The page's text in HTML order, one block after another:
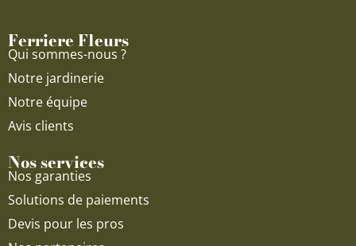
Ferriere Fleurs
Qui sommes-nous ?
Notre jardinerie
Notre équipe
Avis clients
Nos services
Nos garanties
Solutions de paiements
Devis pour les pros